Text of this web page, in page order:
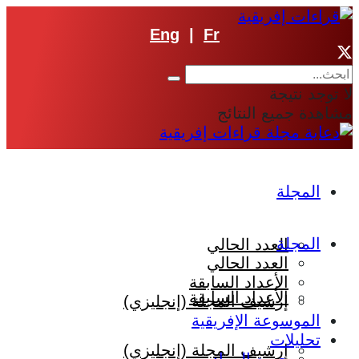
Eng Fr
لا توجد نتيجة
مشاهدة جميع النتائج
المجلة
العدد الحالي
الأعداد السابقة
إرشيف المجلة (إنجليزي)
المجلة
العدد الحالي
الأعداد السابقة
إرشيف المجلة (إنجليزي)
الموسوعة الإفريقية
تحليلات